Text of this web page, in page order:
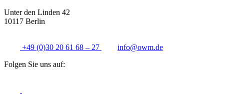
Unter den Linden 42
10117 Berlin
+49 (0)30 20 61 68 – 27 info@owm.de
Folgen Sie uns auf: